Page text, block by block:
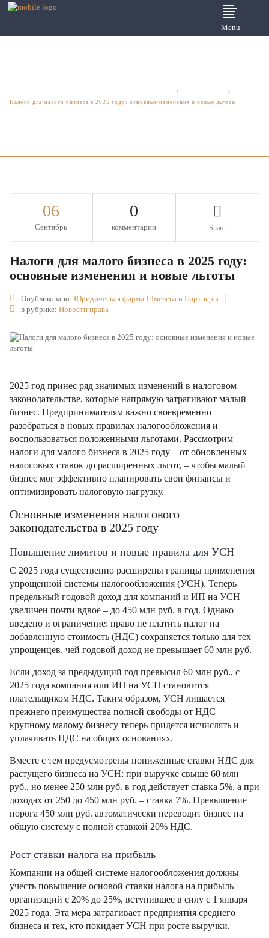
Menu
>
>
Налоги для малого бизнеса в 2025 году: основные изменения и новые льготы
06
Сентябрь
0
комментарии Share
Налоги для малого бизнеса в 2025 году:
основные изменения и новые льготы
Опубликовано: Юридическая фирма Шмелева и Партнеры
в рубрике: Новости права
2025 год принес ряд значимых изменений в налоговом
законодательстве, которые напрямую затрагивают малый
бизнес. Предпринимателям важно своевременно
разобраться в новых правилах налогообложения и
воспользоваться положенными льготами. Рассмотрим
налоги для малого бизнеса в 2025 году – от обновленных
налоговых ставок до расширенных льгот, – чтобы малый
бизнес мог эффективно планировать свои финансы и
оптимизировать налоговую нагрузку.
Основные изменения налогового
законодательства в 2025 году
Повышение лимитов и новые правила для УСН
С 2025 года существенно расширены границы применения
упрощенной системы налогообложения (УСН). Теперь
предельный годовой доход для компаний и ИП на УСН
увеличен почти вдвое – до 450 млн руб. в год. Однако
введено и ограничение: право не платить налог на
добавленную стоимость (НДС) сохраняется только для тех
упрощенцев, чей годовой доход не превышает 60 млн руб.
Если доход за предыдущий год превысил 60 млн руб., с
2025 года компания или ИП на УСН становится
плательщиком НДС. Таким образом, УСН лишается
прежнего преимущества полной свободы от НДС –
крупному малому бизнесу теперь придется исчислять и
уплачивать НДС на общих основаниях.
Вместе с тем предусмотрены пониженные ставки НДС для
растущего бизнеса на УСН: при выручке свыше 60 млн
руб., но менее 250 млн руб. в год действует ставка 5%, а при
доходах от 250 до 450 млн руб. – ставка 7%. Превышение
порога 450 млн руб. автоматически переводит бизнес на
общую систему с полной ставкой 20% НДС.
Рост ставки налога на прибыль
Компании на общей системе налогообложения должны
учесть повышение основой ставки налога на прибыль
организаций с 20% до 25%, вступившее в силу с 1 января
2025 года. Эта мера затрагивает предприятия среднего
бизнеса и тех, кто покидает УСН при росте выручки.